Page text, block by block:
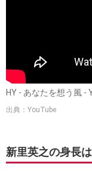
HY - あなたを想う風 -
出典：YouTube
新里英之の身長